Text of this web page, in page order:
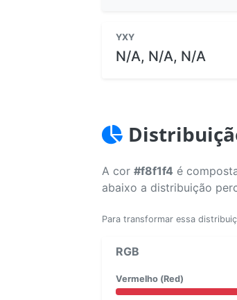
YXY
N/A, N/A, N/A
A cor #f8f1f4 é
abaixo a distribuição
Para transformar essa
RGB
Vermelho (Red)